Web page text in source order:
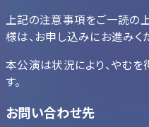
上記の注意事項をご一読の
様は、お申し込みにお進みく
本公演は状況により、やむ
す。
お問い合わせ先